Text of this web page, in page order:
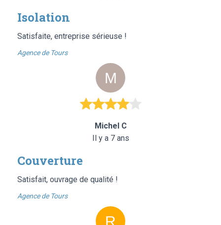
Isolation
Satisfaite, entreprise sérieuse !
Agence de Tours
Michel C
Il y a 7 ans
Couverture
Satisfait, ouvrage de qualité !
Agence de Tours